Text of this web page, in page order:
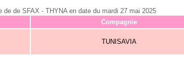
de SFAX - THYNA en date du mardi 27 mai 2025
Compagnie
TUNISAVIA